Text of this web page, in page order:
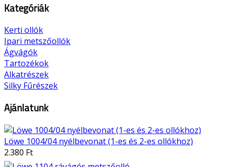
Kategóriák
Kerti ollók
Ipari metszőollók
Ágvágók
Tartozékok
Alkatrészek
Silky Fűrészek
Ajánlatunk
Löwe 1004/04 nyélbevonat (1-es és 2-es ollókhoz)
2.380 Ft